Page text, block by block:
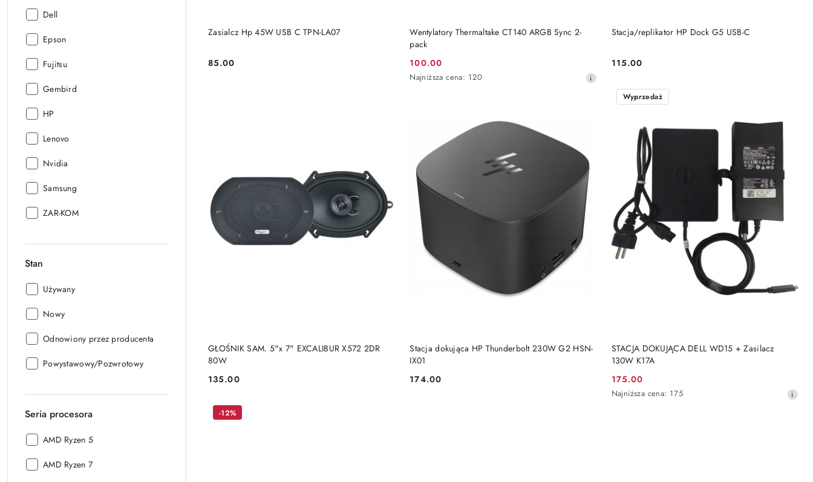
Producent:
Dell
Producent:
Epson
Producent:
Fujitsu
Producent:
Gembird
Producent:
HP
Producent:
Lenovo
Producent:
Nvidia
Producent:
Samsung
Producent:
ZAR-KOM
Stan
Stan:
Używany
Stan:
Nowy
Stan:
Odnowiony przez producenta
Stan:
Powystawowy/Pozwrotowy
Seria procesora
Seria
AMD Ryzen 5
Seria
AMD Ryzen 7
Zasialcz Hp 45W USB C TPN-LA07
Cena:
85.00
DO KOSZYKA
Wentylatory Thermaltake CT140 ARGB Sync 2-
pack
Cena
promocyjna:
100.00
Najniższa
Najniższa cena: 120
DO KOSZYKA Stacja/replikator HP Dock G5 USB-C
Cena:
115.00
DO KOSZYKA
GŁOŚNIK SAM. 5"x 7" EXCALIBUR X572 2DR
80W
Cena:
135.00
DO KOSZYKA
Stacja dokująca HP Thunderbolt 230W G2 HSN-
IX01
Cena:
174.00
DO KOSZYKA
STACJA DOKUJĄCA DELL WD15 + Zasilacz
130W K17A
Cena
promocyjna:
175.00
Najniższa
Najniższa cena: 175
Wyprzedaż
DO KOSZYKA
-12%